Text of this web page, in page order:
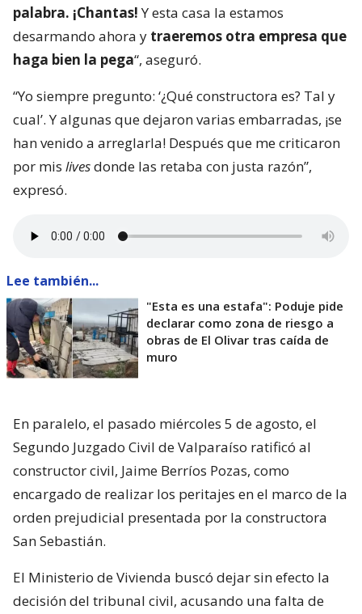
palabra. ¡Chantas!Y esta casa la estamos
desarmando ahora y traeremos otra empresa que
haga bien la pega“, aseguró.
“Yo siempre pregunto: ‘¿Qué constructora es? Tal y
cual’. Y algunas que dejaron varias embarradas, ¡se
han venido a arreglarla! Después que me criticaron
por mis livesdonde las retaba con justa razón”,
expresó.
Lee también...
"Esta es una estafa": Poduje pide
declarar como zona de riesgo a
obras de El Olivar tras caída de
muro
En paralelo, el pasado miércoles 5 de agosto, el
Segundo Juzgado Civil de Valparaíso ratificó al
constructor civil, Jaime Berríos Pozas, como
encargado de realizar los peritajes en el marco de la
orden prejudicial presentada por la constructora
San Sebastián.
El Ministerio de Vivienda buscó dejar sin efecto la
decisión del tribunal civil, acusando una falta de